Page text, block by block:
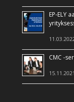
EP-ELY
CMC -
15.11.2021